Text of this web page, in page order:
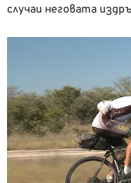
случаи неговата